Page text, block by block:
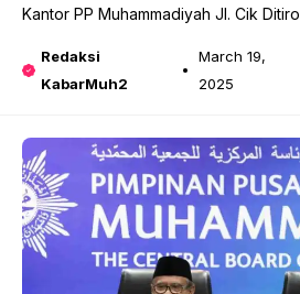
Kantor PP Muhammadiyah Jl. Cik Ditiro
Redaksi
KabarMuh2
March 19,
2025